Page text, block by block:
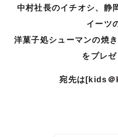
中村社長のイチオシ、静
イーツ
洋菓子処シューマンの焼
をプレゼ
宛先は[kids